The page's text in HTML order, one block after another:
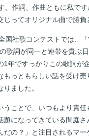
作詞、作曲ともに私です
ってオリジナル曲で勝負
社歌コンテストでは、
歌詞が同一と連帯を貴ぶ
年ですっかりこの歌詞が
っともらしい話を受け売
ました。
ことで、いつもより責
になってきている間庭
の？」と注目されるマ